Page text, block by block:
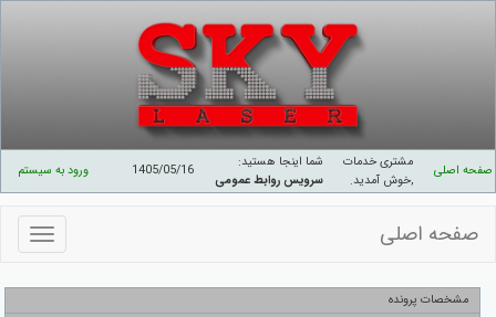
صفحه اصلی
مشتری خدمات
,خوش آمدید.
شما اینجا هستید:
سرویس روابط عمومی
1405/05/16 ورود به سیستم
منوهای
سایت
صفحه اصلی
مشخصات پرونده